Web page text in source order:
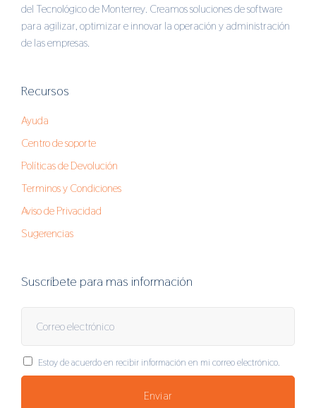
del Tecnológico de Monterrey. Creamos soluciones de software
para agilizar, optimizar e innovar la operación y administración
de las empresas.
Recursos
Ayuda
Centro de soporte
Políticas de Devolución
Terminos y Condiciones
Aviso de Privacidad
Sugerencias
Suscríbete para mas información
Estoy de acuerdo en recibir información en mi correo electrónico.